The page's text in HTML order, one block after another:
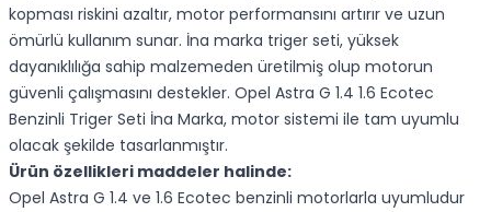
kopması riskini azaltır, motor performansını artırır ve uzun
ömürlü kullanım sunar. İna marka triger seti, yüksek
dayanıklılığa sahip malzemeden üretilmiş olup motorun
güvenli çalışmasını destekler. Opel Astra G 1.4 1.6 Ecotec
Benzinli Triger Seti İna Marka, motor sistemi ile tam uyumlu
olacak şekilde tasarlanmıştır.
Ürün özellikleri maddeler halinde:
Opel Astra G 1.4 ve 1.6 Ecotec benzinli motorlarla uyumludur